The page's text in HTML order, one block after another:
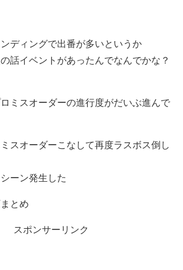
ディングで出番が多いというか
話イベントがあったんでなんでかな？
ミスオーダーの進行度がだいぶ進んで
スオーダーこなして再度ラスボス倒し
ーン発生した
とめ
スポンサーリンク